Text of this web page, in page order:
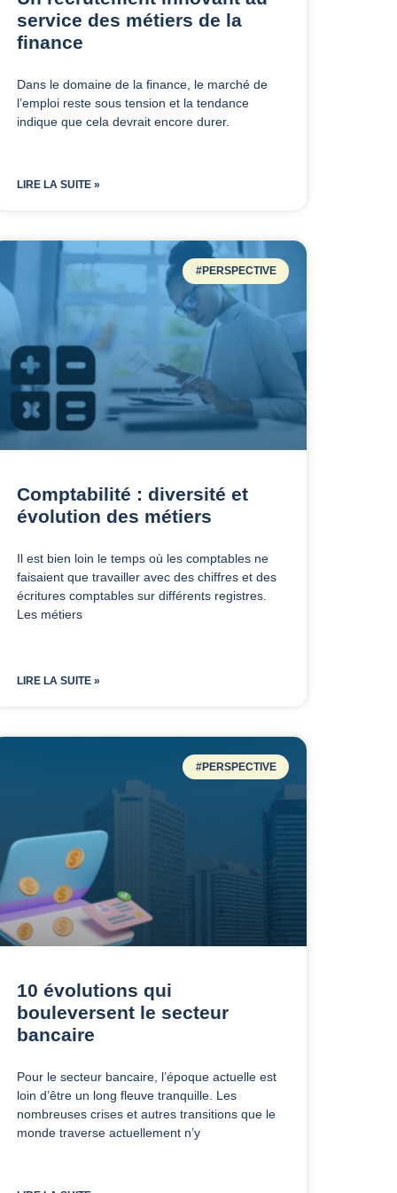
service des métiers de la
finance
Dans le domaine de la finance, le marché de
l’emploi reste sous tension et la tendance
indique que cela devrait encore durer.
LIRE LA SUITE »
#PERSPECTIVE
Comptabilité : diversité et
évolution des métiers
Il est bien loin le temps où les comptables ne
faisaient que travailler avec des chiffres et des
écritures comptables sur différents registres.
Les métiers
LIRE LA SUITE »
#PERSPECTIVE
10 évolutions qui
bouleversent le secteur
bancaire
Pour le secteur bancaire, l’époque actuelle est
loin d’être un long fleuve tranquille. Les
nombreuses crises et autres transitions que le
monde traverse actuellement n’y